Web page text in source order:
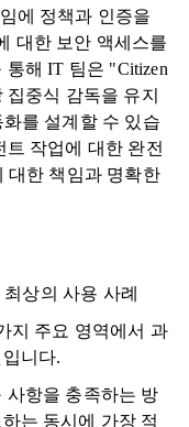
에 정책과 인증을
대한 보안 액세스를
통해 IT 팀은 "Citizen
중식 감독을 유지
를 설계할 수 있습
작업에 대한 완전
대한 책임과 명확한
상의 사용 사례
지 주요 영역에서 과
니다.
사항을 충족하는 방
는 동시에 가장 적